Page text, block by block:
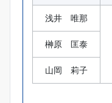
浅井 唯那
榊原 匡泰
山岡 莉子